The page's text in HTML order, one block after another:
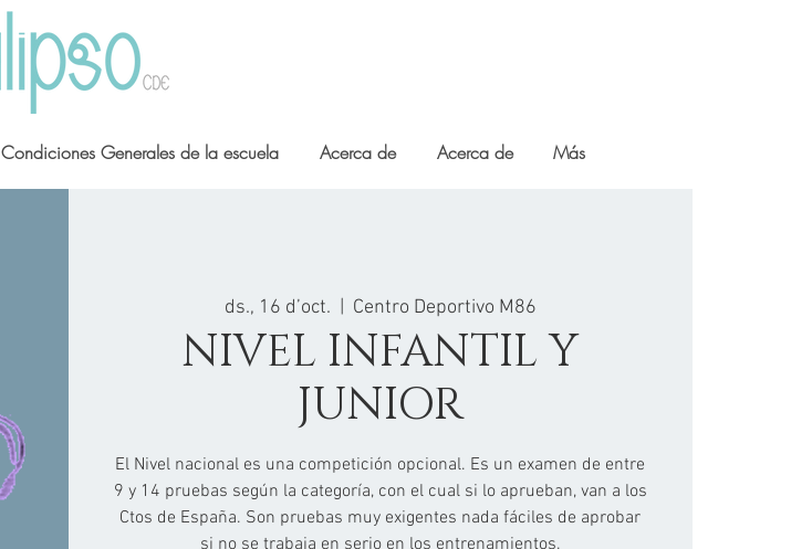
Condiciones Generales de la escuela Acerca de Acerca de Más
ds., 16 d’oct.
  |
Centro Deportivo M86
NIVEL INFANTIL Y
JUNIOR
El Nivel nacional es una competición opcional. Es un examen de entre
9 y 14 pruebas según la categoría, con el cual si lo aprueban, van a los
Ctos de España. Son pruebas muy exigentes nada fáciles de aprobar